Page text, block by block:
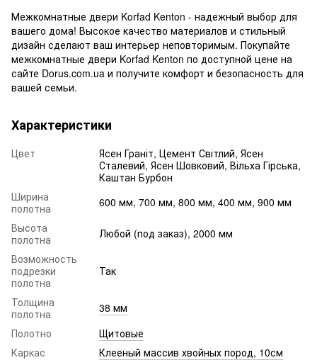
Межкомнатные двери Korfad Kenton - надежный выбор для
вашего дома! Высокое качество материалов и стильный
дизайн сделают ваш интерьер неповторимым. Покупайте
межкомнатные двери Korfad Kenton по доступной цене на
сайте Dorus.com.ua и получите комфорт и безопасность для
вашей семьи.
Характеристики
Цвет
Ясен Граніт, Цемент Світлий, Ясен
Сталевий, Ясен Шовковий, Вільха Гірська,
Каштан Бурбон
Ширина
полотна
600 мм, 700 мм, 800 мм, 400 мм, 900 мм
Высота
полотна
Любой (под заказ), 2000 мм
Возможность
подрезки
полотна
Так
Толщина
полотна
38 мм
Полотно
Щитовые
Каркас
Клееный массив хвойных пород, 10см